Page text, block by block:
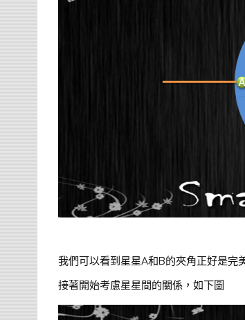
我們可以看到星星A和B的夾角正好是完
接著開始考慮星星間的關係，如下圖